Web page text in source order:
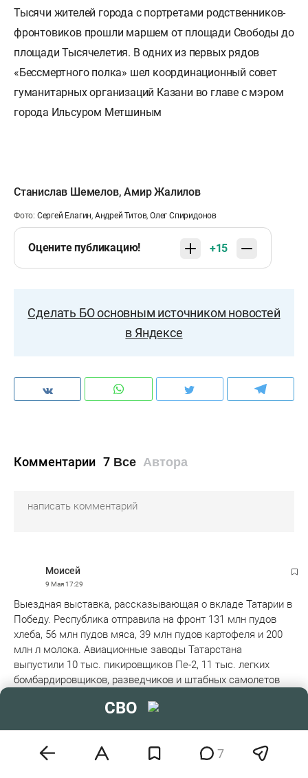
Тысячи жителей города с портретами родственников-
фронтовиков прошли маршем от площади Свободы до
площади Тысячелетия. В одних из первых рядов
«Бессмертного полка» шел координационный совет
гуманитарных организаций Казани во главе с мэром
города Ильсуром Метшиным
Станислав Шемелов,Амир Жалилов
Фото: Сергей Елагин, Андрей Титов,Олег Спиридонов
Оцените публикацию! +15
Сделать БО основным источником новостей
в Яндексе
Комментарии 7 Все Автора
Moисeй
9 Мая17:29
Выездная выставка, рассказывающая о вкладе Татарии в
Победу. Республика отправила на фронт 131 млн пудов
хлеба, 56 млн пудов мяса, 39 млн пудов картофеля и 200
млн л молока. Авиационные заводы Татарстана
выпустили 10 тыс. пикировщиков Пе-2, 11 тыс. легких
бомбардировщиков, разведчиков и штабных самолетов
Здесь приняли 70 эвакуированных предприятий,
И сотни тысяч своих жизней
1 эмодзи 7
СВО